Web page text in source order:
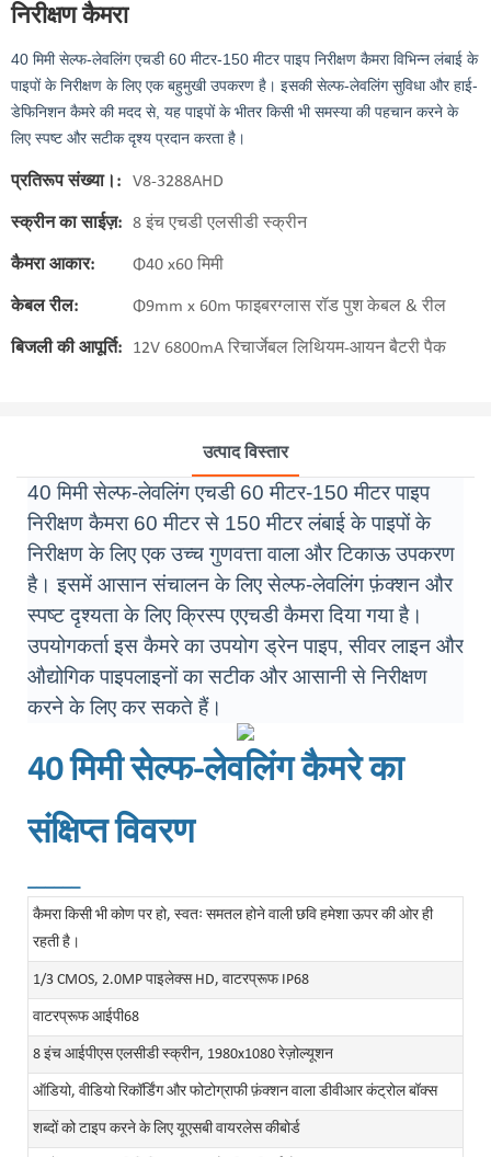
निरीक्षण कैमरा
40 मिमी सेल्फ-लेवलिंग एचडी 60 मीटर-150 मीटर पाइप निरीक्षण कैमरा विभिन्न लंबाई के
पाइपों के निरीक्षण के लिए एक बहुमुखी उपकरण है। इसकी सेल्फ-लेवलिंग सुविधा और हाई-
डेफिनिशन कैमरे की मदद से, यह पाइपों के भीतर किसी भी समस्या की पहचान करने के
लिए स्पष्ट और सटीक दृश्य प्रदान करता है।
प्रतिरूप संख्या।: V8-3288AHD
स्क्रीन का साईज़: 8 इंच एचडी एलसीडी स्क्रीन
कैमरा आकार: Φ40 x60 मिमी
केबल रील: Φ9mm x 60m फाइबरग्लास रॉड पुश केबल & रील
बिजली की आपूर्ति: 12V 6800mA रिचार्जेबल लिथियम-आयन बैटरी पैक
उत्पाद विस्तार
40 मिमी सेल्फ-लेवलिंग एचडी 60 मीटर-150 मीटर पाइप
निरीक्षण कैमरा 60 मीटर से 150 मीटर लंबाई के पाइपों के
निरीक्षण के लिए एक उच्च गुणवत्ता वाला और टिकाऊ उपकरण
है। इसमें आसान संचालन के लिए सेल्फ-लेवलिंग फ़ंक्शन और
स्पष्ट दृश्यता के लिए क्रिस्प एएचडी कैमरा दिया गया है।
उपयोगकर्ता इस कैमरे का उपयोग ड्रेन पाइप, सीवर लाइन और
औद्योगिक पाइपलाइनों का सटीक और आसानी से निरीक्षण
करने के लिए कर सकते हैं।
40 मिमी सेल्फ-लेवलिंग कैमरे का
संक्षिप्त विवरण
कैमरा किसी भी कोण पर हो, स्वतः समतल होने वाली छवि हमेशा ऊपर की ओर ही
रहती है।
1/3 CMOS, 2.0MP पाइलेक्स HD, वाटरप्रूफ IP68
वाटरप्रूफ आईपी68
8 इंच आईपीएस एलसीडी स्क्रीन, 1980x1080 रेज़ोल्यूशन
ऑडियो, वीडियो रिकॉर्डिंग और फोटोग्राफी फ़ंक्शन वाला डीवीआर कंट्रोल बॉक्स
शब्दों को टाइप करने के लिए यूएसबी वायरलेस कीबोर्ड